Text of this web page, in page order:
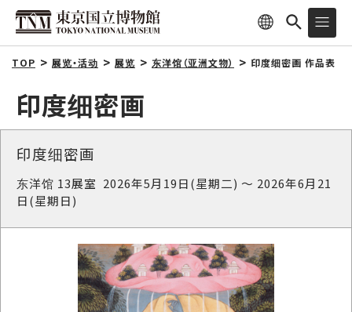
TOP 展览・活动 展览 东洋馆（亚洲文物） 印度细密画 作品表
印度细密画
印度细密画
东洋馆 13展室 2026年5月19日(星期二) ～ 2026年6月21
日(星期日)